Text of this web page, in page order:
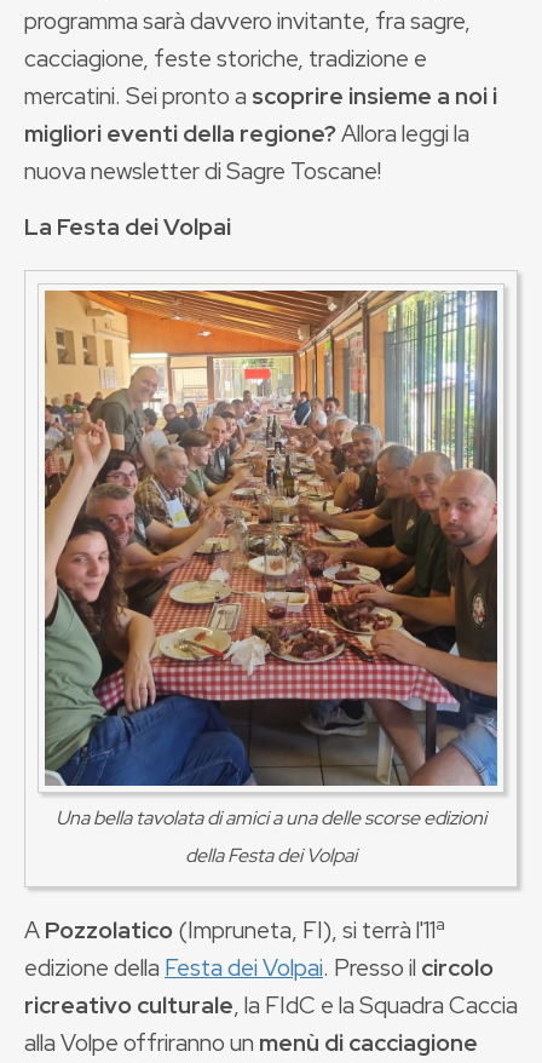
programma sarà davvero invitante, fra sagre,
cacciagione, feste storiche, tradizione e
mercatini. Sei pronto a scoprire insieme a noi i
migliori eventi della regione?Allora leggi la
nuova newsletter di Sagre Toscane!
La Festa dei Volpai
Una bella tavolata di amici a una delle scorse edizioni
della Festa dei Volpai
APozzolatico(Impruneta, FI), si terrà l'11ª
edizione della Festa dei Volpai. Presso il circolo
ricreativo culturale, la FIdC e la Squadra Caccia
alla Volpe offriranno un menù di cacciagione